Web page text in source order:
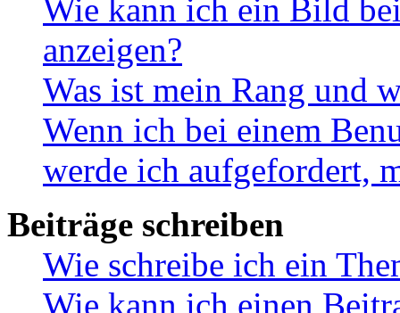
Wie kann ich ein Bild
anzeigen?
Was ist mein Rang und
Wenn ich bei einem
werde ich aufgefordert,
Beiträge schreiben
Wie schreibe ich ein
Wie kann ich einen